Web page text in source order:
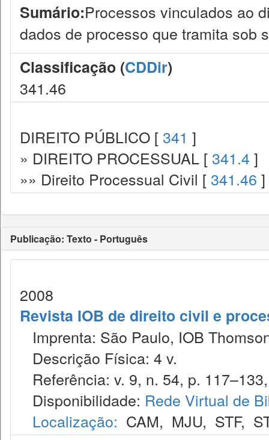
Sumário:Processos vinculados ao
dados de processo que tramita sob
Classificação (CDDir)
341.46
DIREITO PÚBLICO [ 341 ]
» DIREITO PROCESSUAL [ 341.4 ]
»» Direito Processual Civil [ 341.46 ]
Publicação: Texto - Português
2008
Revista IOB de direito civil e
Imprenta: São Paulo, IOB
Descrição Física: 4 v.
Referência: v. 9, n. 54, p.
Disponibilidade: Rede Virtual de
Localização: CAM, MJU, STF,